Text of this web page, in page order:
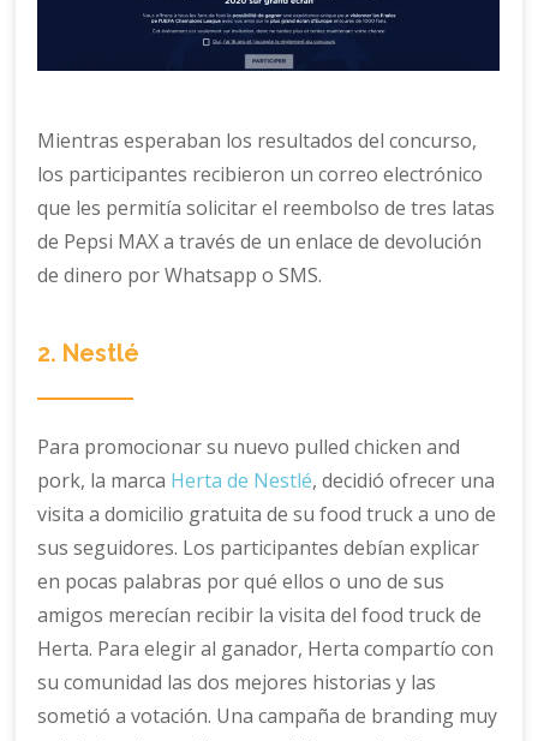
Mientras esperaban los resultados del concurso,
los participantes recibieron un correo electrónico
que les permitía solicitar el reembolso de tres latas
de Pepsi MAX a través de un enlace de devolución
de dinero por Whatsapp o SMS.
2. Nestlé
Para promocionar su nuevo pulled chicken and
pork, la marca Herta de Nestlé, decidió ofrecer una
visita a domicilio gratuita de su food truck a uno de
sus seguidores. Los participantes debían explicar
en pocas palabras por qué ellos o uno de sus
amigos merecían recibir la visita del food truck de
Herta. Para elegir al ganador, Herta compartío con
su comunidad las dos mejores historias y las
sometió a votación. Una campaña de branding muy